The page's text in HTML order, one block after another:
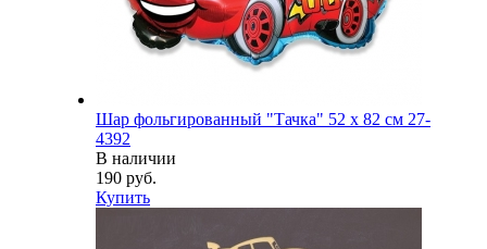
Шар фольгированный "Тачка" 52 х 82 см 27-
4392
В наличии
190 руб.
Купить